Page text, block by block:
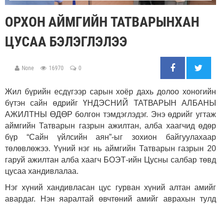
ОРХОН АЙМГИЙН ТАТВАРЫНХАН
ЦУСАА БЭЛЭГЛЭЛЭЭ
None 16970 0
Жил бүрийн есдүгээр сарын хоёр дахь долоо хоногийн
бүтэн сайн өдрийг ҮНДЭСНИЙ ТАТВАРЫН АЛБАНЫ
АЖИЛТНЫ ӨДӨР болгон тэмдэглэдэг. Энэ өдрийг угтаж
аймгийн Татварын газрын ажилтан, алба хаагчид өдөр
бүр “Сайн үйлсийн аян”-ыг зохион байгуулахаар
төлөвлөжээ. Үүний нэг нь аймгийн Татварын газрын 20
гаруй ажилтан алба хаагч БОЭТ-ийн Цусны салбар төвд
цусаа хандивлалаа.
Нэг хүний хандивласан цус гурван хүний алтан амийг
авардаг. Нэн яаралтай өвчтөний амийг аврахын тулд